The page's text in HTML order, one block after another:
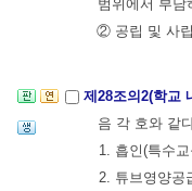
범위에서 부
② 공립 및 사
제28조의2(학교
음 각 호와 같
1. 흡인(특수
2. 튜브영양공